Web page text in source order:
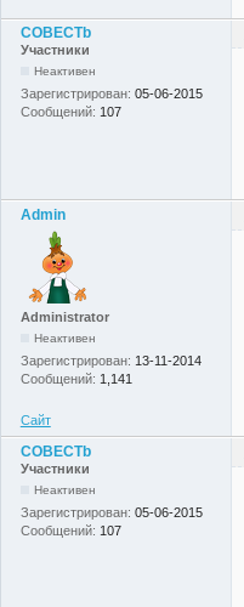
COBECTb
Участники
Неактивен
Зарегистрирован: 05-06-2015
Сообщений: 107
Admin
Administrator
Неактивен
Зарегистрирован: 13-11-2014
Сообщений: 1,141
Сайт
COBECTb
Участники
Неактивен
Зарегистрирован: 05-06-2015
Сообщений: 107